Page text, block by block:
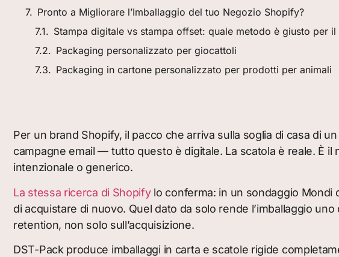
Pronto a Migliorare l’Imballaggio del tuo Negozio Shopify?
Stampa digitale vs stampa offset: quale metodo è giusto per
Packaging personalizzato per giocattoli
Packaging in cartone personalizzato per prodotti per animali
Per un brand Shopify, il pacco che arriva sulla soglia di casa di
campagne email — tutto questo è digitale. La scatola è reale. È
intenzionale o generico.
La stessa ricerca di Shopifylo conferma: in un sondaggio Mondi
di acquistare di nuovo. Quel dato da solo rende l’imballaggio
retention, non solo sull’acquisizione.
DST-Pack produce imballaggi in carta e scatole rigide